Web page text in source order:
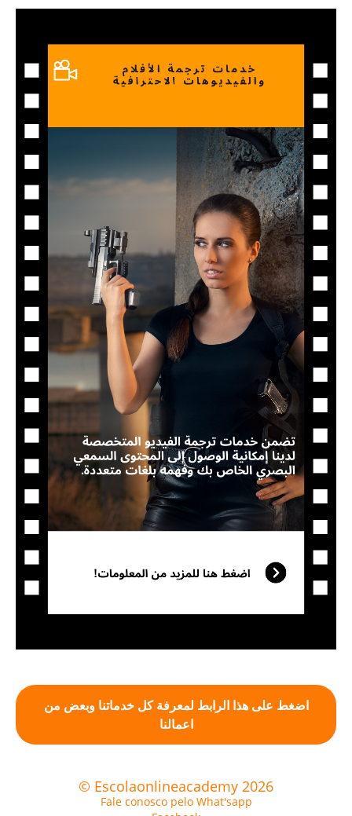
اضغط على هذا الرابط لمعرفة كل خدماتنا وبعض من
اعمالنا
© Escolaonlineacademy 2026
Fale conosco pelo What'sapp